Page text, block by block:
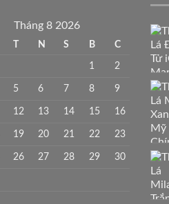
Tháng 8 2026
T N S B C
1 2
5 6 7 8 9
12 13 14 15 16
19 20 21 22 23
26 27 28 29 30